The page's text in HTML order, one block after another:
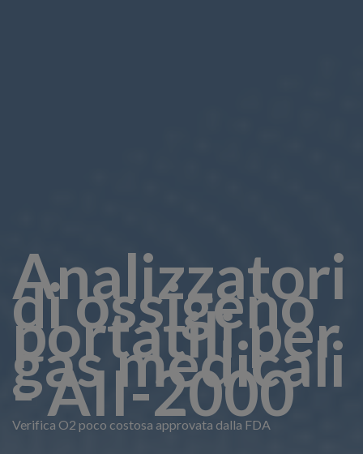
Analizzatori
di ossigeno
portatili per
gas medicali
- AII-2000
Verifica O2 poco costosa approvata dalla FDA